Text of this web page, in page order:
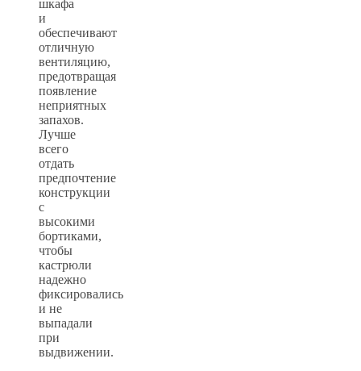
шкафа
и
обеспечивают
отличную
вентиляцию,
предотвращая
появление
неприятных
запахов.
Лучше
всего
отдать
предпочтение
конструкции
с
высокими
бортиками,
чтобы
кастрюли
надежно
фиксировались
и не
выпадали
при
выдвижении.